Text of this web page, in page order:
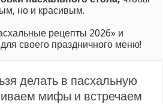
но и красивым.
рецепты 2026» и
своего праздничного меню!
делать в пасхальную
мифы и встречаем